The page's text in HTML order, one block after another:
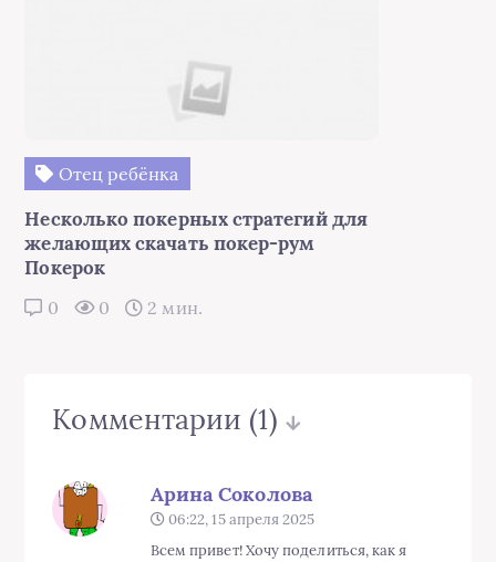
Отец ребёнка
Несколько покерных стратегий для
желающих скачать покер-рум
Покерок
0 0 2 мин.
Комментарии (1)
Арина Соколова
06:22, 15 апреля 2025
Всем привет! Хочу поделиться, как я